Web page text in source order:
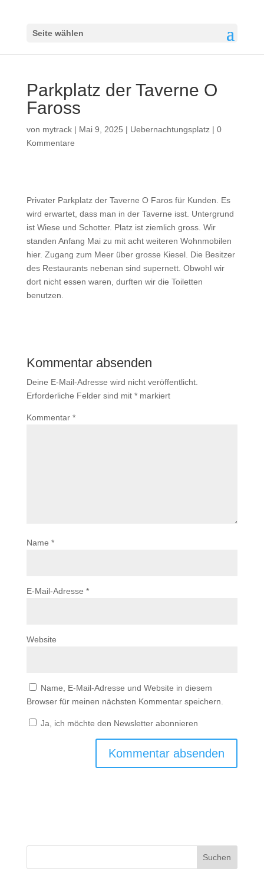
Seite wählen
Parkplatz der Taverne O
Faross
von mytrack| Mai 9, 2025 | Uebernachtungsplatz| 0
Kommentare
Privater Parkplatz der Taverne O Faros für Kunden. Es
wird erwartet, dass man in der Taverne isst. Untergrund
ist Wiese und Schotter. Platz ist ziemlich gross. Wir
standen Anfang Mai zu mit acht weiteren Wohnmobilen
hier. Zugang zum Meer über grosse Kiesel. Die Besitzer
des Restaurants nebenan sind supernett. Obwohl wir
dort nicht essen waren, durften wir die Toiletten
benutzen.
Kommentar absenden
Deine E-Mail-Adresse wird nicht veröffentlicht.
Erforderliche Felder sind mit *markiert
Kommentar *
Name *
E-Mail-Adresse *
Website
Name, E-Mail-Adresse und Website in diesem
Browser für meinen nächsten Kommentar speichern.
Ja, ich möchte den Newsletter abonnieren
Suchen